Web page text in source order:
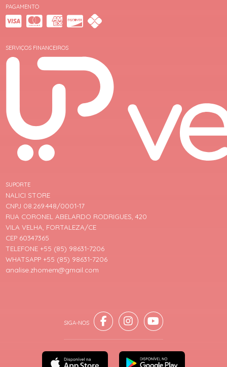
PAGAMENTO
SERVIÇOS FINANCEIROS
SUPORTE
NALICI STORE
CNPJ 08.269.448/0001-17
RUA CORONEL ABELARDO RODRIGUES, 420
VILA VELHA, FORTALEZA/CE
CEP 60347365
TELEFONE +55 (85) 98631-7206
WHATSAPP +55 (85) 98631-7206
analise.zhomem@gmail.com